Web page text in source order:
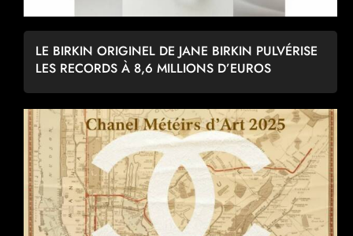
LE BIRKIN ORIGINEL DE JANE BIRKIN PULVÉRISE
LES RECORDS À 8,6 MILLIONS D’EUROS